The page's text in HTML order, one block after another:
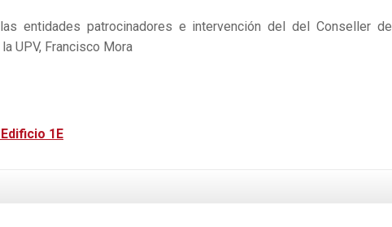
entidades patrocinadores e intervención del del Conseller de
UPV, Francisco Mora
1E